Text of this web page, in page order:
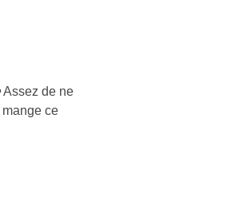
Assez de ne
mange ce